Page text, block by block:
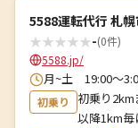
5588運転代行 札
★★★★★-(0件)
5588.jp/
月~土 19:00～
初乗り
初乗り
以降1km毎